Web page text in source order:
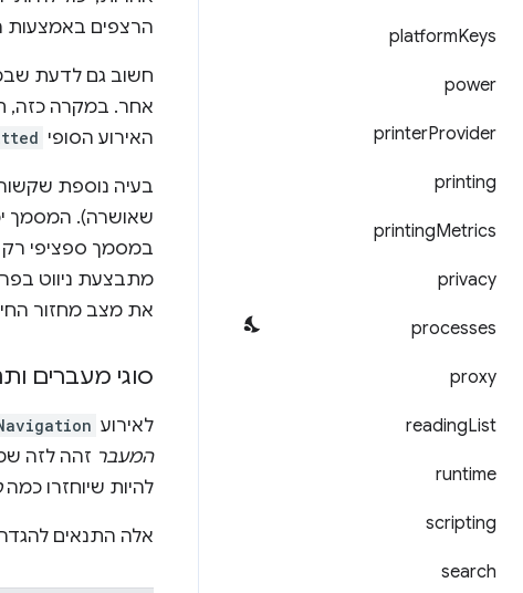
platformKeys
power
printerProvider
printing
printingMetrics
privacy
processes
proxy
readingList
runtime
scripting
search
הרצפים
חשוב גם לדעת
אחר. במקרה כזה,
האירוע הסופי
שאושרה). המסמך
במסמך ספציפי
מתבצעת ניווט
את מצב מחזור
סוגי מעברים
לאירוע
המעבר זהה לזה
להיות שיוחזרו כמה
אלה התנאים